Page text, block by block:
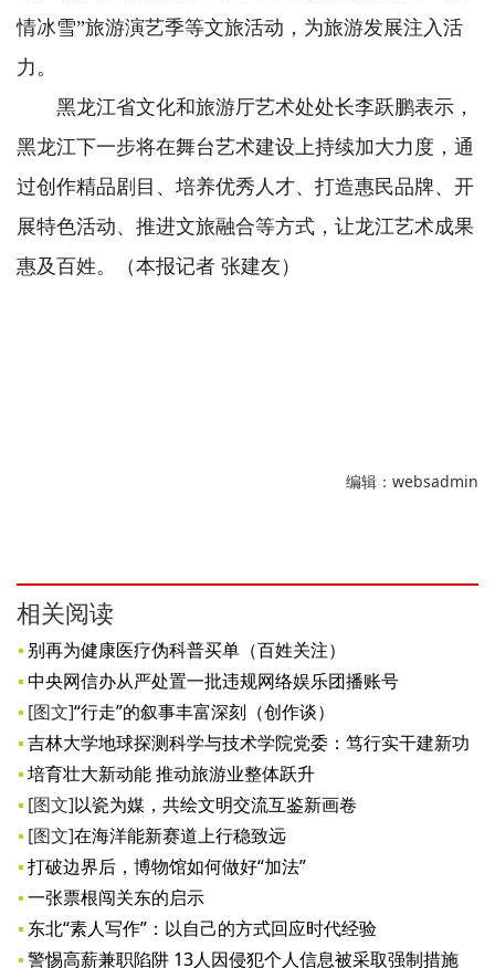
情冰雪”旅游演艺季等文旅活动，为旅游发展注入活
力。
黑龙江省文化和旅游厅艺术处处长李跃鹏表示，
黑龙江下一步将在舞台艺术建设上持续加大力度，通
过创作精品剧目、培养优秀人才、打造惠民品牌、开
展特色活动、推进文旅融合等方式，让龙江艺术成果
惠及百姓。（本报记者 张建友）
编辑：websadmin
相关阅读
别再为健康医疗伪科普买单（百姓关注）
中央网信办从严处置一批违规网络娱乐团播账号
[图文]“行走”的叙事丰富深刻（创作谈）
吉林大学地球探测科学与技术学院党委：笃行实干建新功
培育壮大新动能 推动旅游业整体跃升
[图文]以瓷为媒，共绘文明交流互鉴新画卷
[图文]在海洋能新赛道上行稳致远
打破边界后，博物馆如何做好“加法”
一张票根闯关东的启示
东北“素人写作”：以自己的方式回应时代经验
警惕高薪兼职陷阱 13人因侵犯个人信息被采取强制措施